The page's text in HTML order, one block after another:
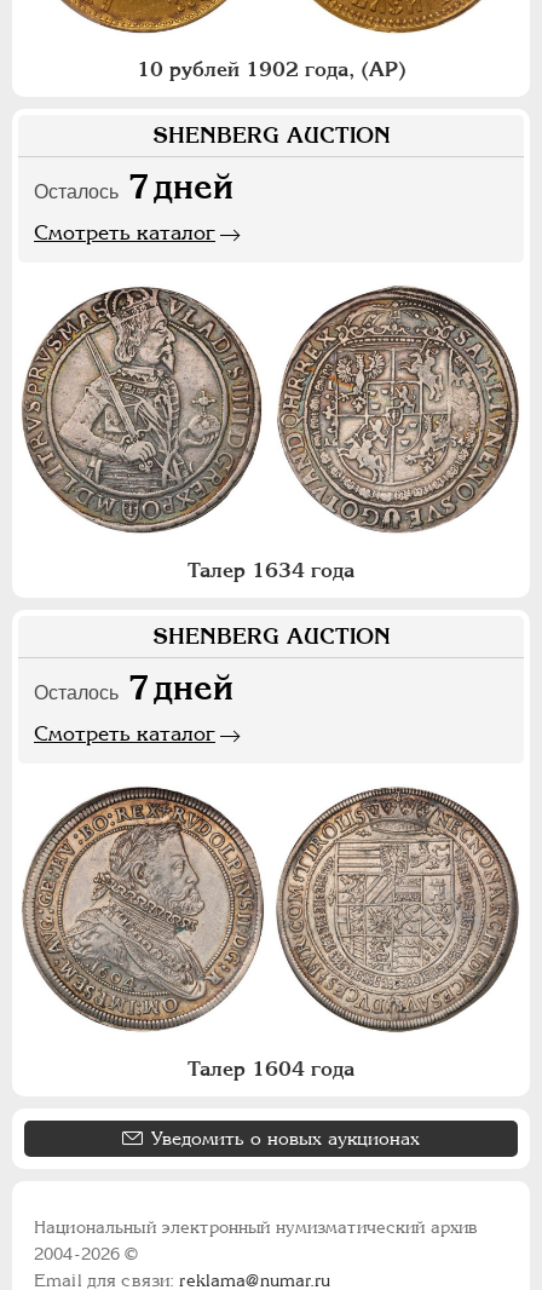
10 рублей 1902 года, (АР)
SHENBERG AUCTION
Осталось 7дней
Смотреть каталог
Талер 1634 года
SHENBERG AUCTION
Осталось 7дней
Смотреть каталог
Талер 1604 года
Уведомить о новых аукционах
Национальный электронный нумизматический архив
2004-2026 ©
Email для связи:reklama@numar.ru